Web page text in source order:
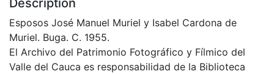
Description
Esposos José Manuel Muriel y Isabel Cardona de
Muriel. Buga. C. 1955.
El Archivo del Patrimonio Fotográfico y Fílmico del
Valle del Cauca es responsabilidad de la Biblioteca